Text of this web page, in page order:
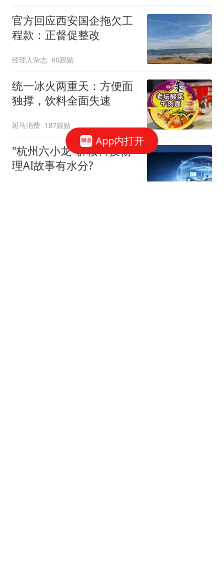
官方回应西安国企拖欠工
程款：正督促整改
经理人杂志 60跟贴
统一冰火两重天：方便面
独撑，饮料全面失速
斑马消费 187跟贴
"杭州六小龙"群核科技物
理AI故事有水分?
App内打开